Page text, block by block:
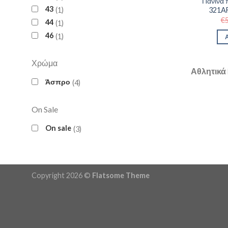
43 1
44 1
46 1
Χρώμα
Άσπρο 4
On Sale
On sale 3
€
Copyright 2026 © Flatsome Theme